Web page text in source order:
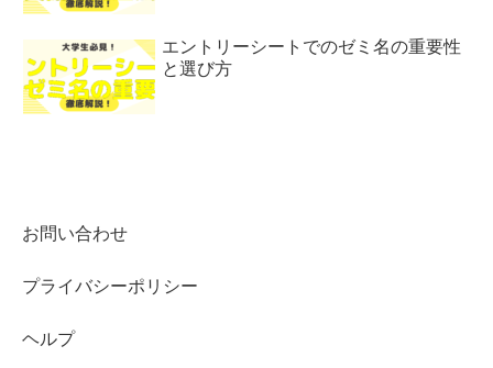
エントリーシートでのゼミ名の重要性
と選び方
お問い合わせ
プライバシーポリシー
ヘルプ